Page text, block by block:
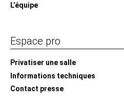
L’équipe
Espace pro
Privatiser une salle
Informations techniques
Contact presse